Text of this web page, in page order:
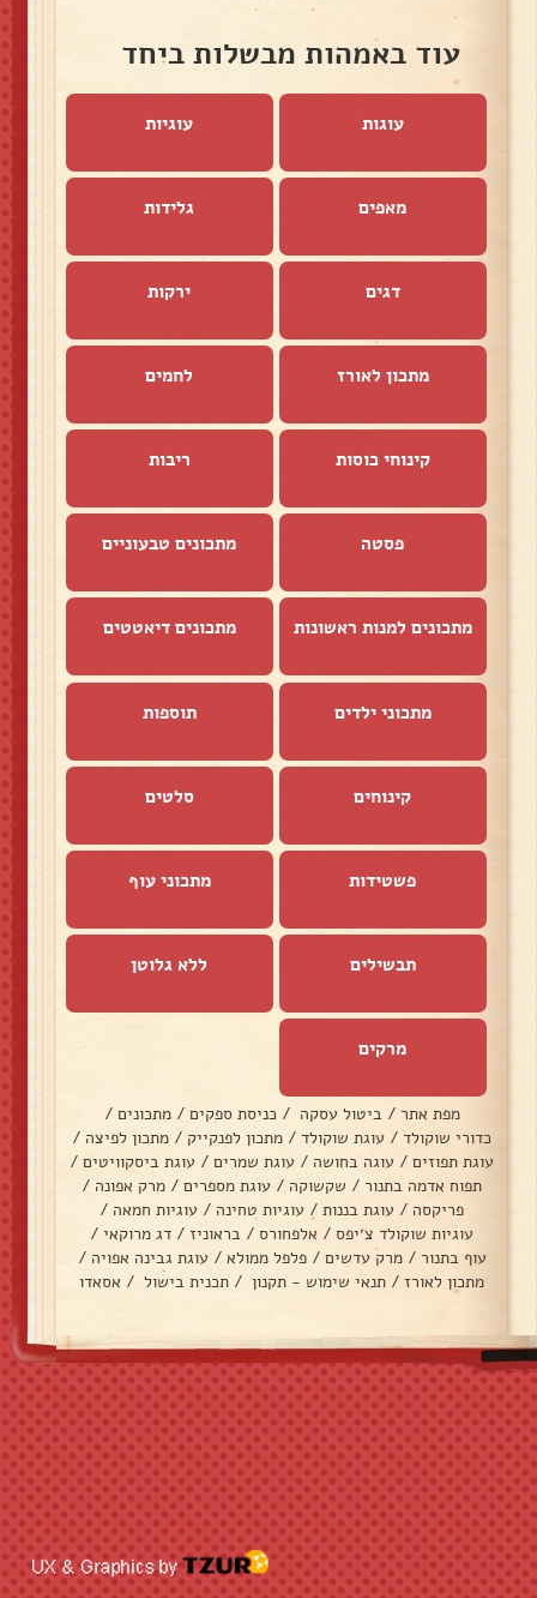
עוד באמהות מבשלות ביחד
עוגות עוגיות
מאפים גלידות
דגים ירקות
מתכון לאורז לחמים
קינוחי כוסות ריבות
פסטה מתכונים טבעוניים
מתכונים למנות ראשונות מתכונים דיאטטים
מתכוני ילדים תוספות
קינוחים סלטים
פשטידות מתכוני עוף
תבשילים ללא גלוטן
מרקים
מפת אתר / ביטול עסקה / כניסת ספקים / מתכונים /
כדורי שוקולד / עוגת שוקולד / מתכון לפנקייק / מתכון לפיצה /
עוגת תפוזים / עוגה בחושה / עוגת שמרים / עוגת ביסקוויטים /
תפוח אדמה בתנור / שקשוקה / עוגת מספרים / מרק אפונה /
פריקסה / עוגת בננות / עוגיות טחינה / עוגיות חמאה /
עוגיות שוקולד צ׳יפס / אלפחורס / בראוניז / דג מרוקאי /
עוף בתנור / מרק עדשים / פלפל ממולא / עוגת גבינה אפויה /
מתכון לאורז / תנאי שימוש - תקנון / תכנית בישול / אסאדו